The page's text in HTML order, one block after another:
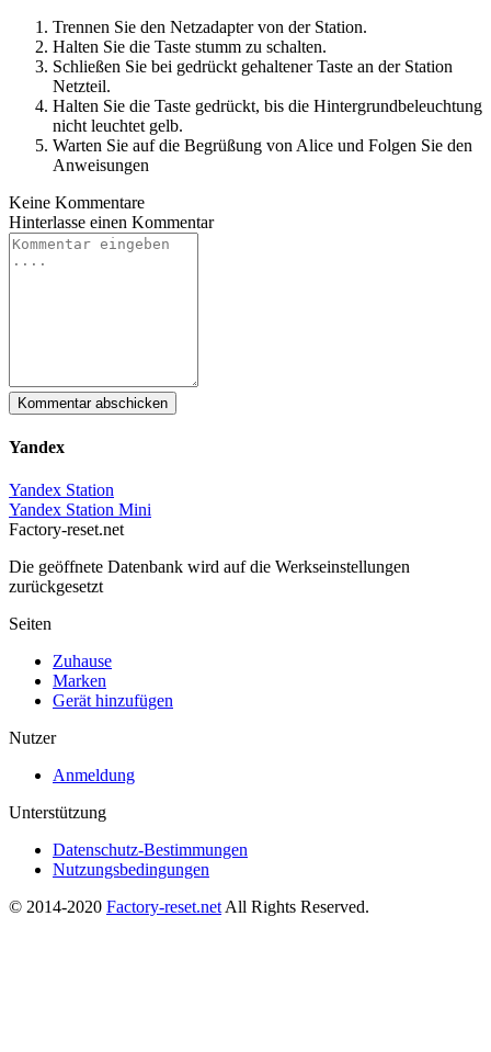
Trennen Sie den Netzadapter von der Station.
Halten Sie die Taste stumm zu schalten.
Schließen Sie bei gedrückt gehaltener Taste an der Station
Netzteil.
Halten Sie die Taste gedrückt, bis die Hintergrundbeleuchtung
nicht leuchtet gelb.
Warten Sie auf die Begrüßung von Alice und Folgen Sie den
Anweisungen
Keine Kommentare
Hinterlasse einen Kommentar
Kommentar abschicken
Yandex
Yandex Station
Yandex Station Mini
Factory-reset.net
Die geöffnete Datenbank wird auf die Werkseinstellungen
zurückgesetzt
Seiten
Zuhause
Marken
Gerät hinzufügen
Nutzer
Anmeldung
Unterstützung
Datenschutz-Bestimmungen
Nutzungsbedingungen
© 2014-2020 Factory-reset.net All Rights Reserved.